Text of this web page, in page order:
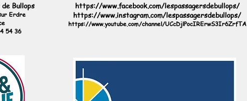
de Bullops
Erdre
54 36
https://www.facebook.com/lespassagersdebullops/
https://www.instagram.com/lespassagersdebullops/
https://www.youtube.com/channel/UCcDjlPocIRErwS3Ir6ZrfTA